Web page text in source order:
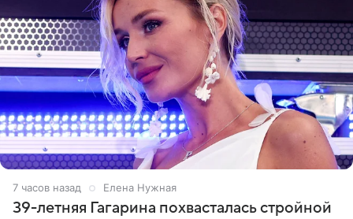
7 часов назад Елена Нужная
39-летняя Гагарина похвасталась стройной